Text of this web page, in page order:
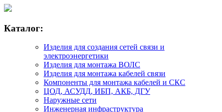
Каталог:
Изделия для создания сетей связи и
электроэнергетики
Изделия для монтажа ВОЛС
Изделия для монтажа кабелей связи
Компоненты для монтажа кабелей и СКС
ЦОД, АСУДД, ИБП, АКБ, ДГУ
Наружные сети
Инженерная инфраструктура